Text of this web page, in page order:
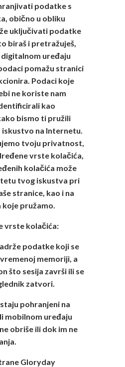
podatke s
obično u obliku
uključivati podatke
biraš i pretražuješ,
uređaju
pomažu stranici
Podaci koje
ne koriste nam
kao
bismo ti pružili
na Internetu.
tvoju privatnost,
vrste kolačića,
kolačića može
tvog iskustva pri
stranice, kao i na
pružamo.
vrste kolačića:
podatke koji se
memoriji, a
što sesija završi ili se
zatvori.
pohranjeni na
mobilnom uređaju
obriše ili dok im ne
Gloryday